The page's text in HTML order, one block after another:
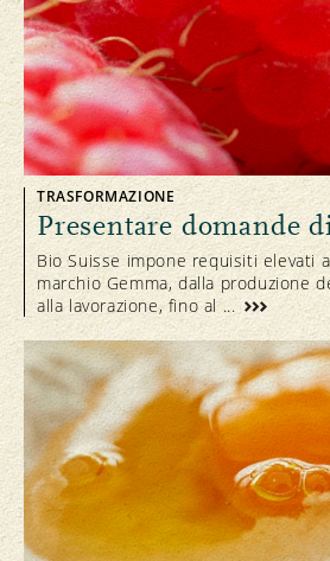
TRASFORMAZIONE
Presentare domande
Bio Suisse impone requisiti elevati
marchio Gemma, dalla produzione
alla lavorazione, fino al ...